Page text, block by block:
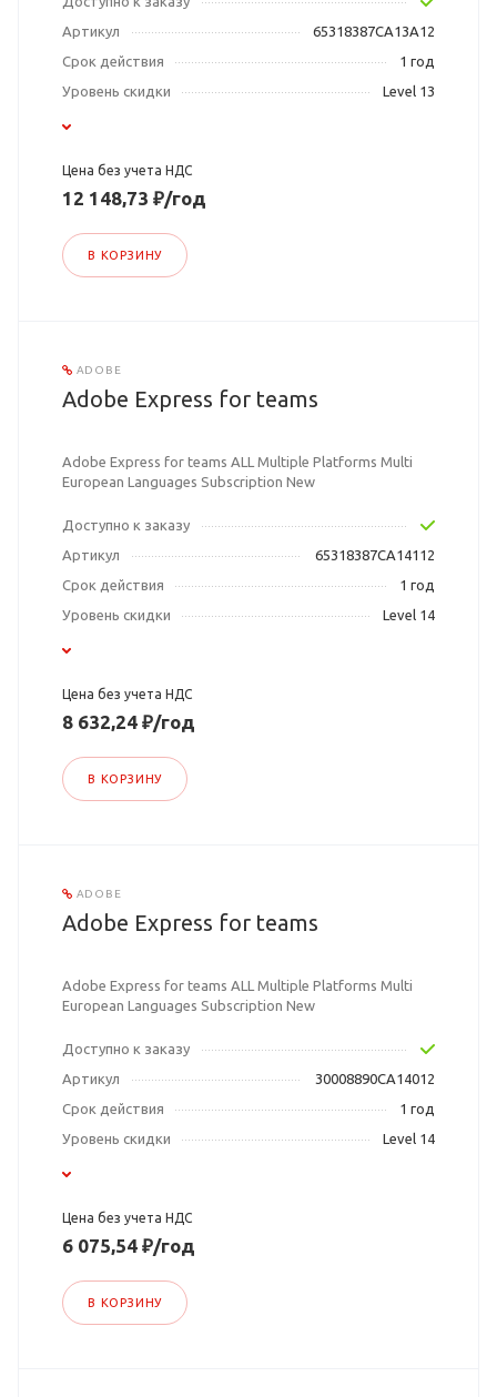
Артикул
65318387CA13A12
Срок действия
1 год
Уровень скидки
Level 13
Цена без учета НДС
12 148,73 ₽/год
В КОРЗИНУ
ADOBE
Adobe Express for teams
Adobe Express for teams ALL Multiple Platforms Multi
European Languages Subscription New
Доступно к заказу
Артикул
65318387CA14112
Срок действия
1 год
Уровень скидки
Level 14
Цена без учета НДС
8 632,24 ₽/год
В КОРЗИНУ
ADOBE
Adobe Express for teams
Adobe Express for teams ALL Multiple Platforms Multi
European Languages Subscription New
Доступно к заказу
Артикул
30008890CA14012
Срок действия
1 год
Уровень скидки
Level 14
Цена без учета НДС
6 075,54 ₽/год
В КОРЗИНУ